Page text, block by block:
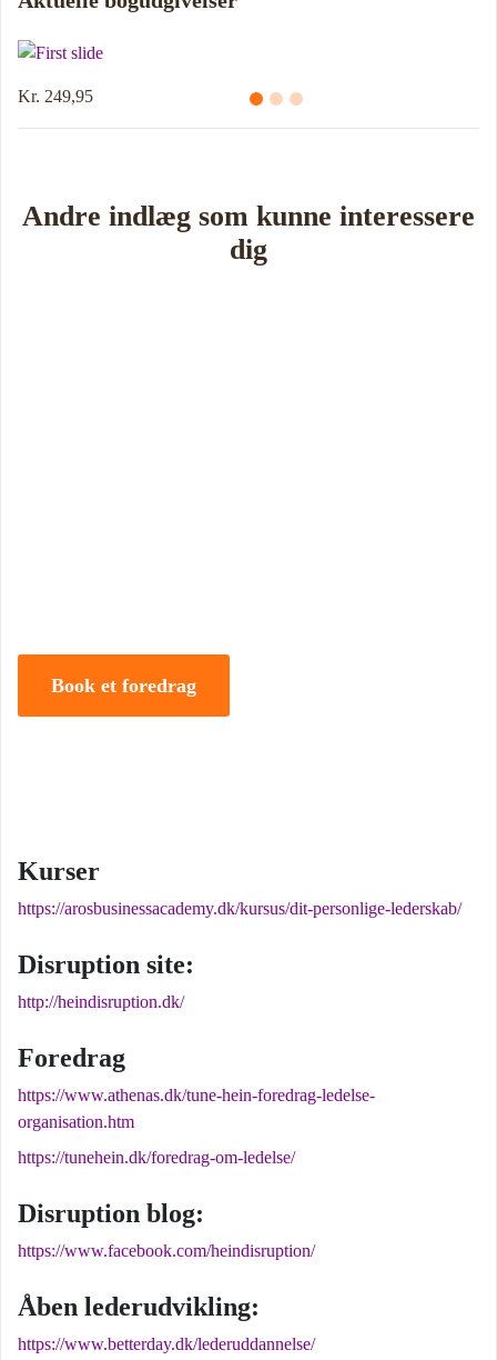
Andre indlæg som kunne interessere
dig
Book et foredrag
Kurser
https://arosbusinessacademy.dk/kursus/dit-personlige-lederskab/
Disruption site:
http://heindisruption.dk/
Foredrag
https://www.athenas.dk/tune-hein-foredrag-ledelse-
organisation.htm
https://tunehein.dk/foredrag-om-ledelse/
Disruption blog:
https://www.facebook.com/heindisruption/
Åben lederudvikling:
https://www.betterday.dk/lederuddannelse/